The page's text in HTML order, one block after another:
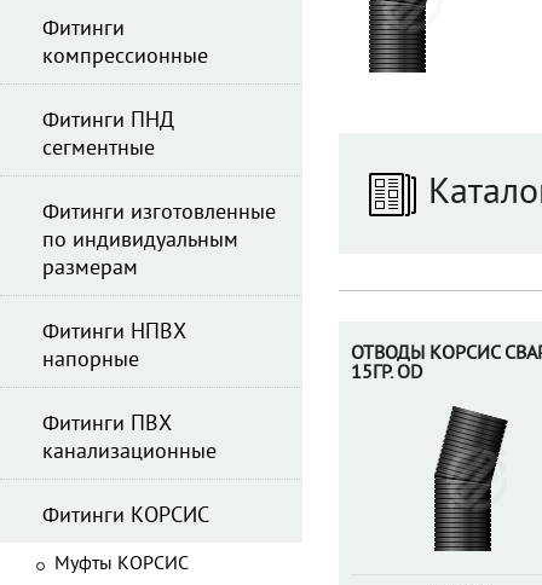
ОТВОДЫ КОРСИС
15ГР. OD
Фитинги
компрессионные
Фитинги ПНД
сегментные
Фитинги изготовленные
по индивидуальным
размерам
Фитинги НПВХ
напорные
Фитинги ПВХ
канализационные
Фитинги КОРСИС
Муфты КОРСИС